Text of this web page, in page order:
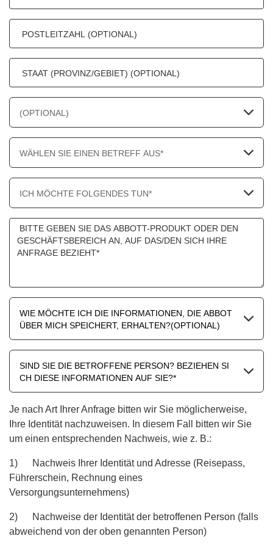
(OPTIONAL)
WÄHLEN SIE EINEN BETREFF AUS*
ICH MÖCHTE FOLGENDES TUN*
WIE MÖCHTE ICH DIE INFORMATIONEN, DIE ABBOT
ÜBER MICH SPEICHERT, ERHALTEN?(OPTIONAL)
SIND SIE DIE BETROFFENE PERSON? BEZIEHEN SI
CH DIESE INFORMATIONEN AUF SIE?*
Je nach Art Ihrer Anfrage bitten wir Sie möglicherweise,
Ihre Identität nachzuweisen. In diesem Fall bitten wir Sie
um einen entsprechenden Nachweis, wie z. B.:
1) Nachweis Ihrer Identität und Adresse (Reisepass,
Führerschein, Rechnung eines
Versorgungsunternehmens)
2) Nachweise der Identität der betroffenen Person (falls
abweichend von der oben genannten Person)